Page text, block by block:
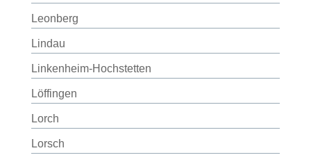
Leonberg
Lindau
Linkenheim-Hochstetten
Löffingen
Lorch
Lorsch